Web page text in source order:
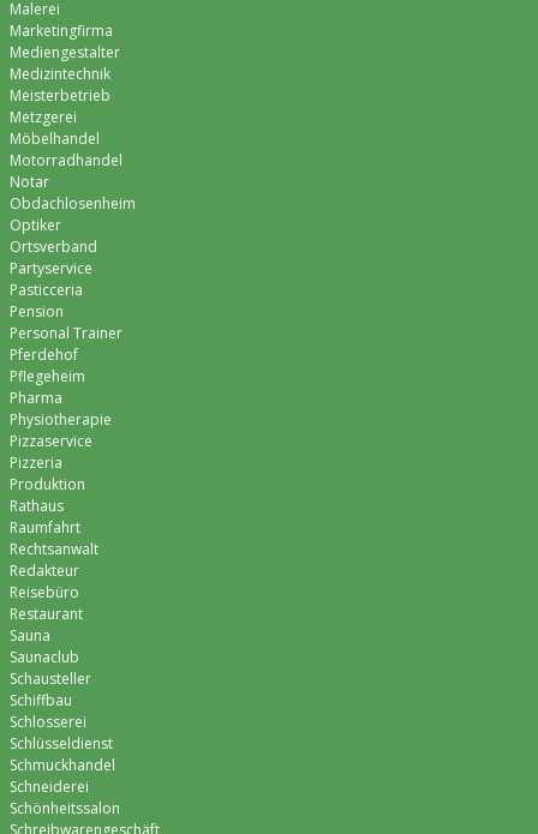
Malerei
Marketingfirma
Mediengestalter
Medizintechnik
Meisterbetrieb
Metzgerei
Möbelhandel
Motorradhandel
Notar
Obdachlosenheim
Optiker
Ortsverband
Partyservice
Pasticceria
Pension
Personal Trainer
Pferdehof
Pflegeheim
Pharma
Physiotherapie
Pizzaservice
Pizzeria
Produktion
Rathaus
Raumfahrt
Rechtsanwalt
Redakteur
Reisebüro
Restaurant
Sauna
Saunaclub
Schausteller
Schiffbau
Schlosserei
Schlüsseldienst
Schmuckhandel
Schneiderei
Schönheitssalon